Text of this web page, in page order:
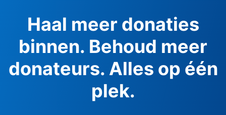
Haal meer donaties
binnen. Behoud meer
donateurs. Alles op één
plek.